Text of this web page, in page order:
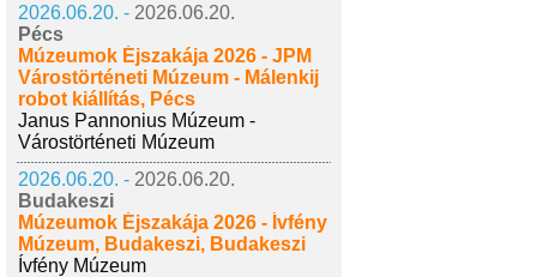
2026.06.20. - 2026.06.20.
Pécs
Múzeumok Éjszakája 2026 - JPM
Várostörténeti Múzeum - Málenkij
robot kiállítás, Pécs
Janus Pannonius Múzeum -
Várostörténeti Múzeum
2026.06.20. - 2026.06.20.
Budakeszi
Múzeumok Éjszakája 2026 - Ívfény
Múzeum, Budakeszi, Budakeszi
Ívfény Múzeum